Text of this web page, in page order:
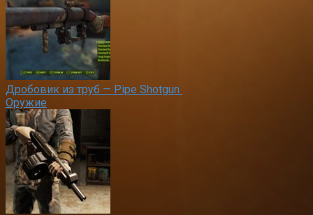
Дробовик из труб — Pipe Shotgun
Оружие